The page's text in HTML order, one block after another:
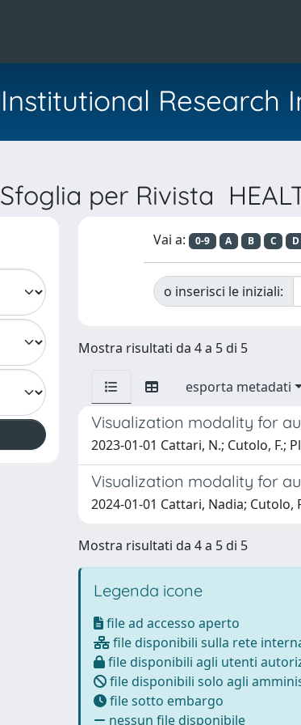
Institutional Research
Sfoglia per Rivista
Vai a: 0-9 A B C D
o inserisci le iniziali:
Mostra risultati da 4 a 5 di 5
esporta metadati
Visualization modality for
2023-01-01 Cattari, N.; Cutolo, F.;
Visualization modality for
2024-01-01 Cattari, Nadia; Cutolo,
Mostra risultati da 4 a 5 di 5
Legenda icone
file ad accesso aperto
file disponibili sulla rete
file disponibili agli utenti
file disponibili solo agli
file sotto embargo
nessun file disponibile